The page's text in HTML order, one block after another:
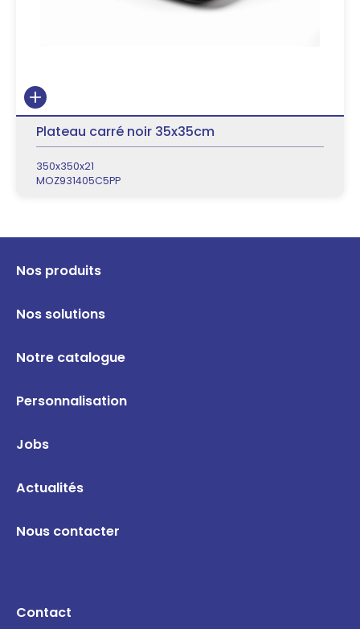
Plateau carré noir 35x35cm
350x350x21
MOZ931405C5PP
Nos produits
Nos solutions
Notre catalogue
Personnalisation
Jobs
Actualités
Nous contacter
Contact